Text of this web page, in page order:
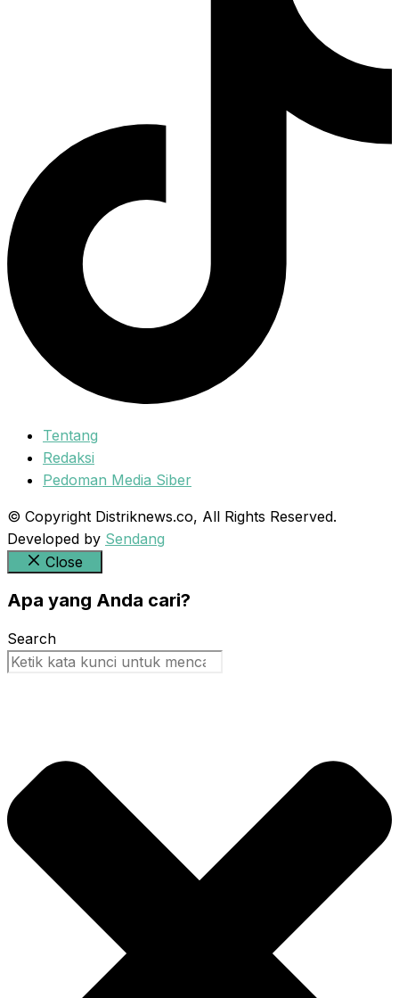
Tentang
Redaksi
Pedoman Media Siber
© Copyright Distriknews.co, All Rights Reserved.
Developed by Sendang
Close
Apa yang Anda cari?
Search